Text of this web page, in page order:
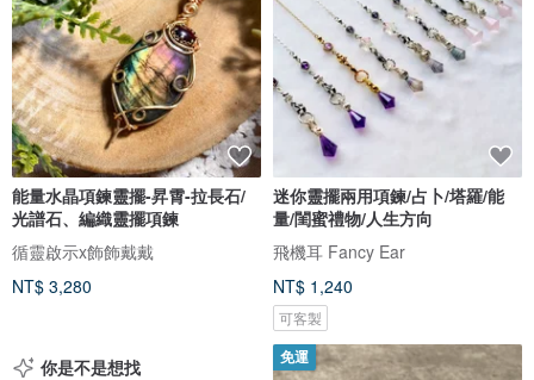
能量水晶項鍊靈擺-昇霄-拉長石/
光譜石、編織靈擺項鍊
循靈啟示x飾飾戴戴
NT$ 3,280
迷你靈擺兩用項鍊/占卜/塔羅/能
量/閨蜜禮物/人生方向
飛機耳 Fancy Ear
NT$ 1,240
可客製
你是不是想找 免運